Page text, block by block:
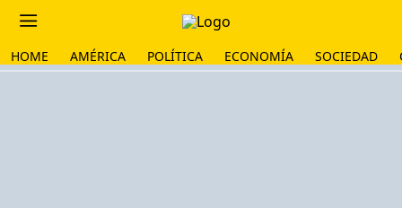
HOME AMÉRICA POLÍTICA ECONOMÍA SOCIEDAD